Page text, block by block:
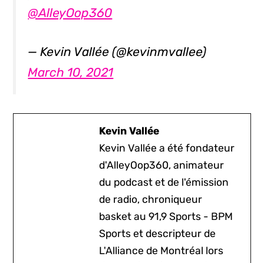
@AlleyOop360
— Kevin Vallée (@kevinmvallee)
March 10, 2021
Kevin Vallée
Kevin Vallée a été fondateur
d'AlleyOop360, animateur
du podcast et de l'émission
de radio, chroniqueur
basket au 91,9 Sports - BPM
Sports et descripteur de
L'Alliance de Montréal lors